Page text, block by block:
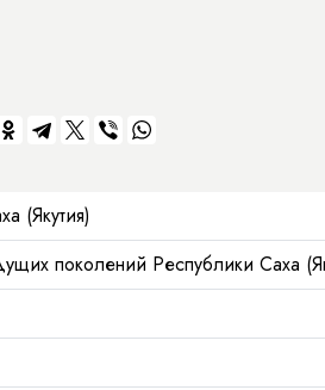
(Якутия)
поколений Республики Саха